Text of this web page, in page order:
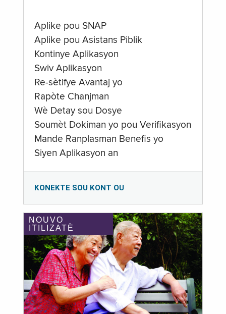
Aplike pou SNAP
Aplike pou Asistans Piblik
Kontinye Aplikasyon
Swiv Aplikasyon
Re-sètifye Avantaj yo
Rapòte Chanjman
Wè Detay sou Dosye
Soumèt Dokiman yo pou Verifikasyon
Mande Ranplasman Benefis yo
Siyen Aplikasyon an
KONEKTE SOU KONT OU
NOUVO
ITILIZATÈ